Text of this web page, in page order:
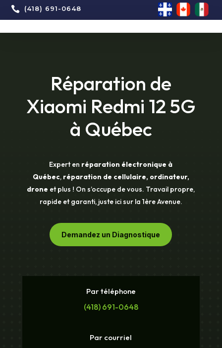
 (418) 691-0648
Réparation de
Xiaomi Redmi 12 5G
à Québec
Expert en réparation électronique à
Québec, réparation de cellulaire, ordinateur,
drone et plus ! On s’occupe de vous. Travail propre,
rapide et garanti, juste ici sur la 1ère Avenue.
Demandez un Diagnostique
Par téléphone
(418) 691-0648
Par courriel